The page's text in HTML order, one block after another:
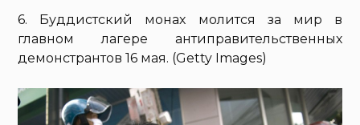
6. Буддистский монах молится за мир в
главном лагере антиправительственных
демонстрантов 16 мая. (Getty Images)